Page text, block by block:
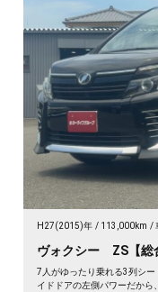
H27(2015)年 113,000km
ヴォクシー ZS【総
7人がゆったり乗れる3列シ
イドドアの左側パワーだか